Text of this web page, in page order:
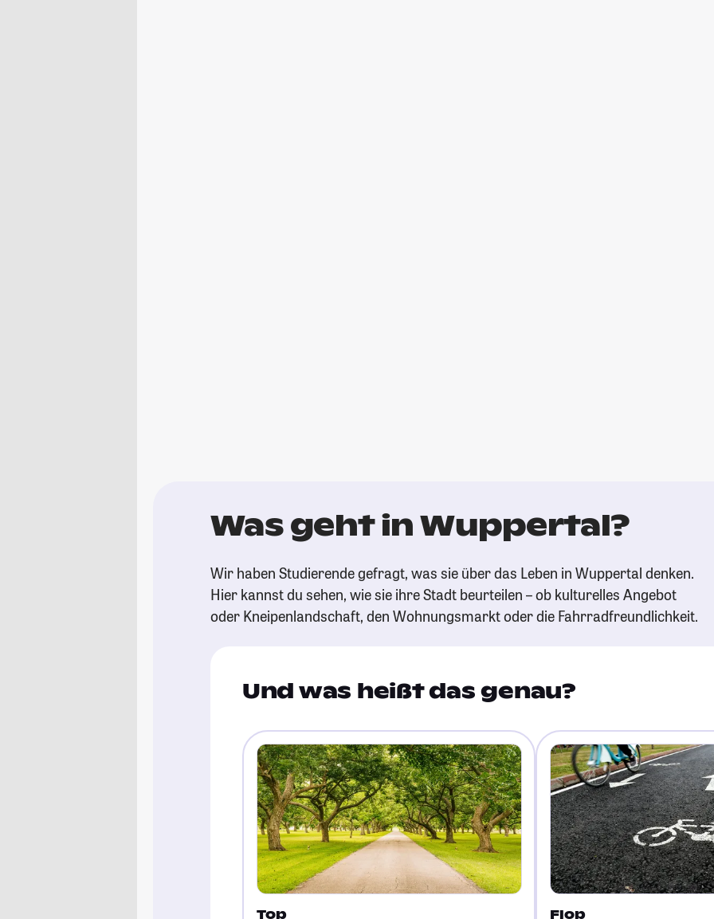
Was geht in Wuppertal?
Wir haben Studierende gefragt, was sie über das Leben in Wuppertal denken.
Hier kannst du sehen, wie sie ihre Stadt beurteilen – ob kulturelles Angebot
oder Kneipenlandschaft, den Wohnungsmarkt oder die Fahrradfreundlichkeit.
Und was heißt das genau?
Top Flop